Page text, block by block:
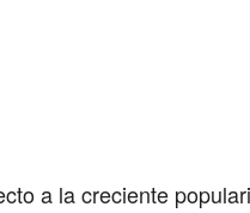
a la creciente